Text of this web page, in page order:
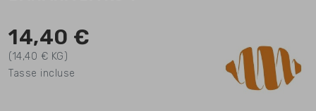
14,40 €
(14,40 € KG)
Tasse incluse